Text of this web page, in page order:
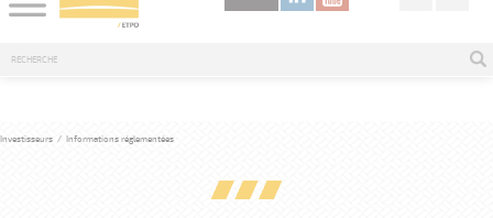
Investisseurs / Informations réglementées